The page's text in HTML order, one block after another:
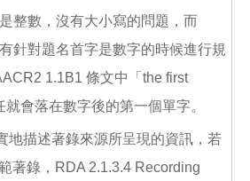
整數，沒有大小寫的問題，而
針對題名首字是數字的時候進行規
1.1B1 條文中「the first
會落在數字後的第一個單字。
地描述著錄來源所呈現的資訊，若
著錄，RDA 2.1.3.4 Recording